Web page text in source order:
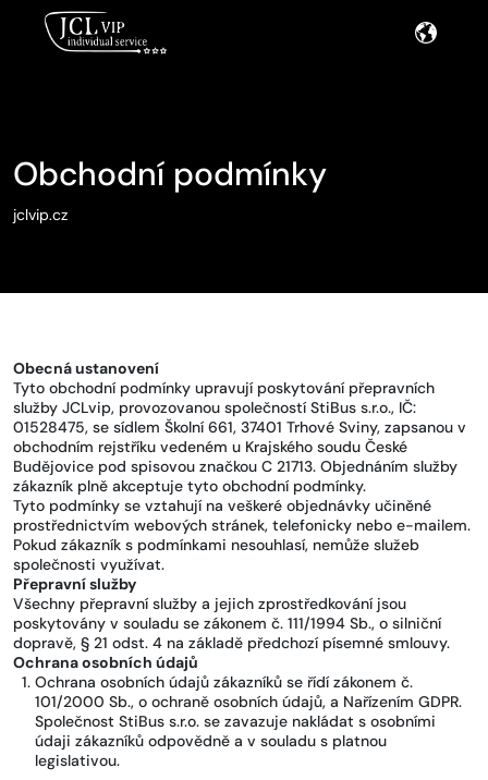
Obchodní podmínky
jclvip.cz
Obecná ustanovení
Tyto obchodní podmínky upravují poskytování přepravních
služby JCLvip, provozovanou společností StiBus s.r.o., IČ:
01528475, se sídlem Školní 661, 37401 Trhové Sviny, zapsanou v
obchodním rejstříku vedeném u Krajského soudu České
Budějovice pod spisovou značkou C 21713. Objednáním služby
zákazník plně akceptuje tyto obchodní podmínky.
Tyto podmínky se vztahují na veškeré objednávky učiněné
prostřednictvím webových stránek, telefonicky nebo e-mailem.
Pokud zákazník s podmínkami nesouhlasí, nemůže služeb
společnosti využívat.
Přepravní služby
Všechny přepravní služby a jejich zprostředkování jsou
poskytovány v souladu se zákonem č. 111/1994 Sb., o silniční
dopravě, § 21 odst. 4 na základě předchozí písemné smlouvy.
Ochrana osobních údajů
Ochrana osobních údajů zákazníků se řídí zákonem č.
101/2000 Sb., o ochraně osobních údajů, a Nařízením GDPR.
Společnost StiBus s.r.o. se zavazuje nakládat s osobními
údaji zákazníků odpovědně a v souladu s platnou
legislativou.